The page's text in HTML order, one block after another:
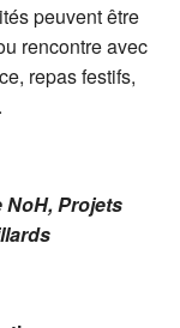
peuvent être
rencontre avec
repas festifs,
NoH, Projets